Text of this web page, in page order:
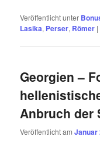
Veröffentlicht unter
Lasika, Perser, Römer |
Georgien –
Anbruch der
Veröffentlicht amJanuar